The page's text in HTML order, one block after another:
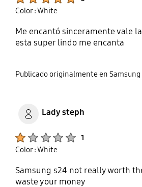
Color : White
Me encantó sinceramente vale
esta super lindo me encanta
Publicado originalmente en Samsung
Lady steph
1
Color : White
Samsung s24 not really worth
waste your money